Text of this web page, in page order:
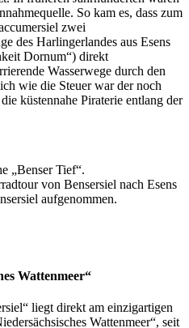
So kam es, dass zum
zwei
des Harlingerlandes aus Esens
Dornum“) direkt
Wasserwege durch den
wie die Steuer war der noch
küstennahe Piraterie entlang der
„Benser Tief“.
von Bensersiel nach Esens
aufgenommen.
Wattenmeer“
liegt direkt am einzigartigen
Wattenmeer“, seit